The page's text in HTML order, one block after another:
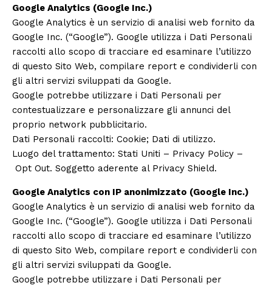
Google Analytics (Google Inc.)
Google Analytics è un servizio di analisi web fornito da
Google Inc. (“Google”). Google utilizza i Dati Personali
raccolti allo scopo di tracciare ed esaminare l’utilizzo
di questo Sito Web, compilare report e condividerli con
gli altri servizi sviluppati da Google.
Google potrebbe utilizzare i Dati Personali per
contestualizzare e personalizzare gli annunci del
proprio network pubblicitario.
Dati Personali raccolti: Cookie; Dati di utilizzo.
Luogo del trattamento: Stati Uniti – Privacy Policy –
Opt Out. Soggetto aderente al Privacy Shield.
Google Analytics con IP anonimizzato (Google Inc.)
Google Analytics è un servizio di analisi web fornito da
Google Inc. (“Google”). Google utilizza i Dati Personali
raccolti allo scopo di tracciare ed esaminare l’utilizzo
di questo Sito Web, compilare report e condividerli con
gli altri servizi sviluppati da Google.
Google potrebbe utilizzare i Dati Personali per